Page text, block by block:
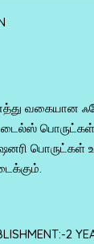
வகையான
பொருட்கள்
பொருட்கள்
2